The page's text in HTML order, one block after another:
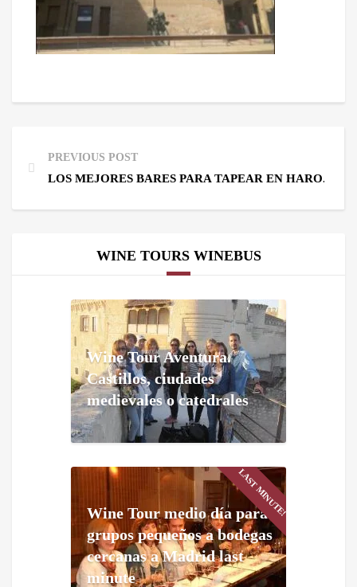
PREVIOUS POST
LOS MEJORES BARES PARA TAPEAR EN HARO.
WINE TOURS WINEBUS
Wine Tour Aventura.
Castillos, ciudades
medievales o catedrales
LAST MINUTE!
Wine Tour medio día para
grupos pequeños a bodegas
cercanas a Madrid last
minute